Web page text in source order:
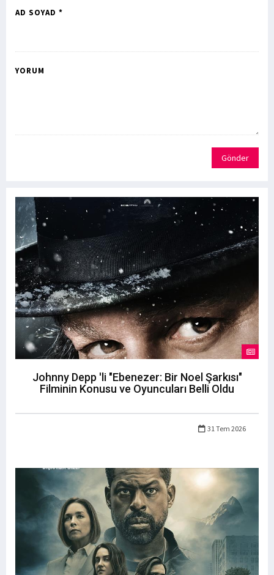
AD SOYAD *
YORUM
Gönder
Johnny Depp 'li "Ebenezer: Bir Noel Şarkısı"
Filminin Konusu ve Oyuncuları Belli Oldu
31 Tem 2026